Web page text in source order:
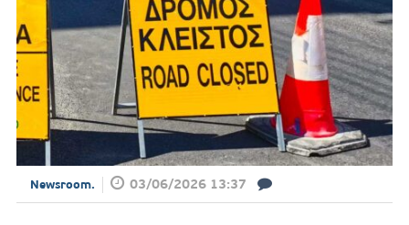
Newsroom. 03/06/2026 13:37